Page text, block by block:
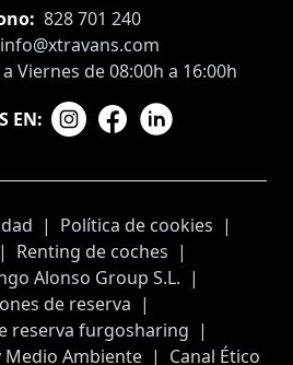
828 701 240
info@xtravans.com
Viernes de 08:00h a 16:00h
EN:
| Política de cookies |
| Renting de coches |
Alonso Group S.L. |
de reserva |
reserva furgosharing |
Medio Ambiente | Canal Ético